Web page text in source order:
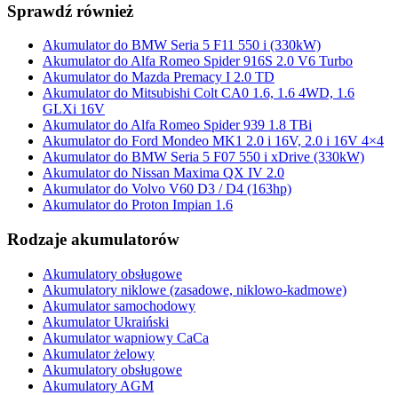
Sprawdź również
Akumulator do BMW Seria 5 F11 550 i (330kW)
Akumulator do Alfa Romeo Spider 916S 2.0 V6 Turbo
Akumulator do Mazda Premacy I 2.0 TD
Akumulator do Mitsubishi Colt CA0 1.6, 1.6 4WD, 1.6
GLXi 16V
Akumulator do Alfa Romeo Spider 939 1.8 TBi
Akumulator do Ford Mondeo MK1 2.0 i 16V, 2.0 i 16V 4×4
Akumulator do BMW Seria 5 F07 550 i xDrive (330kW)
Akumulator do Nissan Maxima QX IV 2.0
Akumulator do Volvo V60 D3 / D4 (163hp)
Akumulator do Proton Impian 1.6
Rodzaje akumulatorów
Akumulatory obsługowe
Akumulatory niklowe (zasadowe, niklowo-kadmowe)
Akumulator samochodowy
Akumulator Ukraiński
Akumulator wapniowy CaCa
Akumulator żelowy
Akumulatory obsługowe
Akumulatory AGM